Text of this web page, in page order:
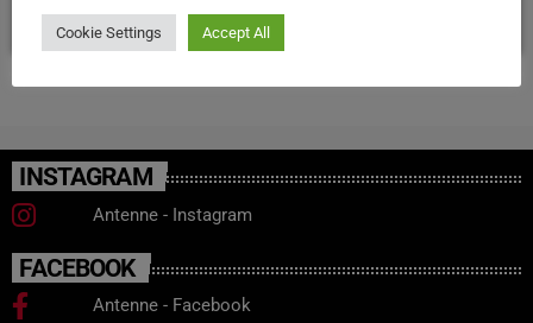
INSTAGRAM
Antenne - Instagram
FACEBOOK
Antenne - Facebook
Cookie Settings Accept All